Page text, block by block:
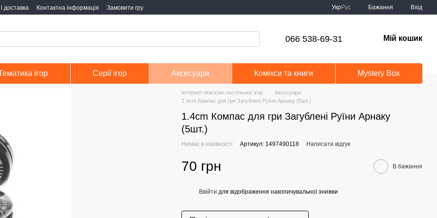
доставка Контактна інформація Замовити гру УкрРус Бажання Вхід
066 538-69-31 Мій кошик
ігор Серії ігор Аксесуари Комікси та книги Mystery Box
Інтернет-магазин настільних ігор
Аксесуари
1.4cm Компас для гри Загублені Руїни Арнаку (5шт.)
1.4cm Компас для гри Загублені Руїни Арнаку
(5шт.)
Немає в наявності Артикул: 1497490118 Написати відгук
70 грн В бажання
Ввійти для відображення накопичувальної знижки